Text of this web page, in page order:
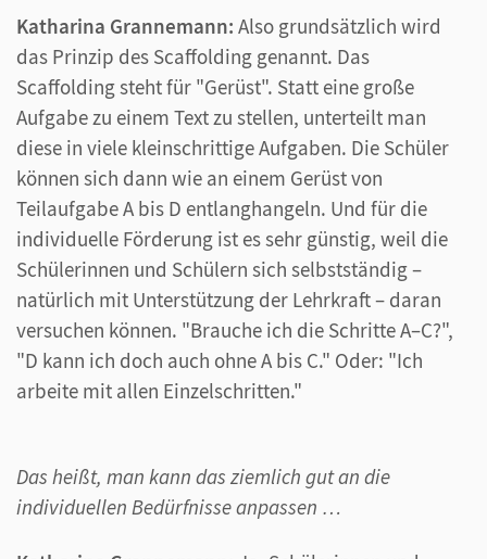
Katharina Grannemann: Also grundsätzlich wird
das Prinzip des Scaffolding genannt. Das
Scaffolding steht für "Gerüst". Statt eine große
Aufgabe zu einem Text zu stellen, unterteilt man
diese in viele kleinschrittige Aufgaben. Die Schüler
können sich dann wie an einem Gerüst von
Teilaufgabe A bis D entlanghangeln. Und für die
individuelle Förderung ist es sehr günstig, weil die
Schülerinnen und Schülern sich selbstständig –
natürlich mit Unterstützung der Lehrkraft – daran
versuchen können. "Brauche ich die Schritte A–C?",
"D kann ich doch auch ohne A bis C." Oder: "Ich
arbeite mit allen Einzelschritten."
Das heißt, man kann das ziemlich gut an die
individuellen Bedürfnisse anpassen …